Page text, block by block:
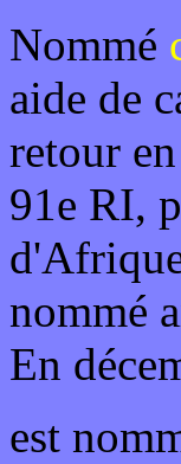
Nommé
aide de
retour
91e RI,
nommé
En
est